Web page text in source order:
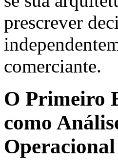
prescrever
comerciante.
O Primeiro
como
Operacional